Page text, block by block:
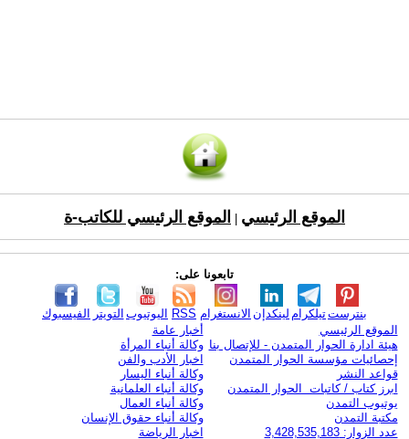
الموقع الرئيسي الموقع الرئيسي للكاتب-ة
تابعونا على:
الفيسبوك التويتر اليوتيوب RSS الانستغرام لينكدإن تيلكرامبنترست
الموقع الرئيسي
هيئة ادارة الحوار المتمدن - للإتصال بنا
إحصائيات مؤسسة الحوار المتمدن
قواعد النشر
ابرز كتاب / كاتبات الحوار المتمدن
يوتيوب التمدن
مكتبة التمدن
عدد الزوار: 3,428,535,183
أخبار عامة
وكالة أنباء المرأة
اخبار الأدب والفن
وكالة أنباء اليسار
وكالة أنباء العلمانية
وكالة أنباء العمال
وكالة أنباء حقوق الإنسان
اخبار الرياضة